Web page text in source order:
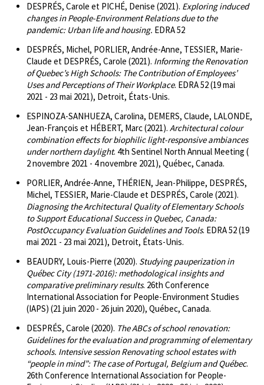
DESPRÉS, Carole et PICHÉ, Denise (2021). Exploring induced
changes in People-Environment Relations due to the
pandemic: Urban life and housing. EDRA 52
DESPRÉS, Michel, PORLIER, Andrée-Anne, TESSIER, Marie-
Claude et DESPRÉS, Carole (2021). Informing the Renovation
of Quebec’s High Schools: The Contribution of Employees’
Uses and Perceptions of Their Workplace. EDRA 52 (19 mai
2021 - 23 mai 2021), Detroit, États-Unis.
ESPINOZA-SANHUEZA, Carolina, DEMERS, Claude, LALONDE,
Jean-François et HÉBERT, Marc (2021). Architectural colour
combination effects for biophilic light-responsive ambiances
under northern daylight. 4th Sentinel North Annual Meeting (
2 novembre 2021 - 4 novembre 2021), Québec, Canada.
PORLIER, Andrée-Anne, THÉRIEN, Jean-Philippe, DESPRÉS,
Michel, TESSIER, Marie-Claude et DESPRÉS, Carole (2021).
Diagnosing the Architectural Quality of Elementary Schools
to Support Educational Success in Quebec, Canada:
PostOccupancy Evaluation Guidelines and Tools. EDRA 52 (19
mai 2021 - 23 mai 2021), Detroit, États-Unis.
BEAUDRY, Louis-Pierre (2020). Studying pauperization in
Québec City (1971-2016): methodological insights and
comparative preliminary results. 26th Conference
International Association for People-Environment Studies
(IAPS) (21 juin 2020 - 26 juin 2020), Québec, Canada.
DESPRÉS, Carole (2020). The ABCs of school renovation:
Guidelines for the evaluation and programming of elementary
schools. Intensive session Renovating school estates with
“people in mind”: The case of Portugal, Belgium and Québec.
26th Conference International Association for People-